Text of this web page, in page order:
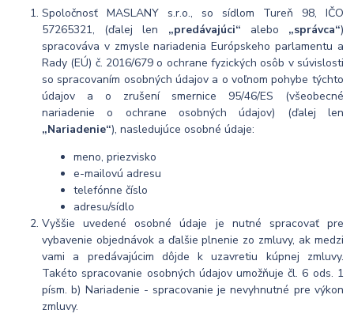
Spoločnosť MASLANY s.r.o., so sídlom Tureň 98, IČO
57265321, (ďalej len „predávajúci“ alebo „správca“)
spracováva v zmysle nariadenia Európskeho parlamentu a
Rady (EÚ) č. 2016/679 o ochrane fyzických osôb v súvislosti
so spracovaním osobných údajov a o voľnom pohybe týchto
údajov a o zrušení smernice 95/46/ES (všeobecné
nariadenie o ochrane osobných údajov) (ďalej len
„Nariadenie“), nasledujúce osobné údaje:
meno, priezvisko
e-mailovú adresu
telefónne číslo
adresu/sídlo
Vyššie uvedené osobné údaje je nutné spracovať pre
vybavenie objednávok a ďalšie plnenie zo zmluvy, ak medzi
vami a predávajúcim dôjde k uzavretiu kúpnej zmluvy.
Takéto spracovanie osobných údajov umožňuje čl. 6 ods. 1
písm. b) Nariadenie - spracovanie je nevyhnutné pre výkon
zmluvy.